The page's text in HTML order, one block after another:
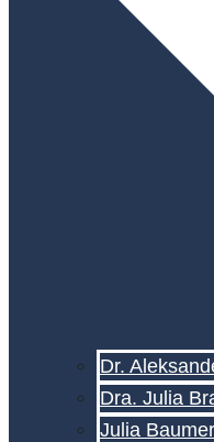
Dr.
Dra. Julia
Julia